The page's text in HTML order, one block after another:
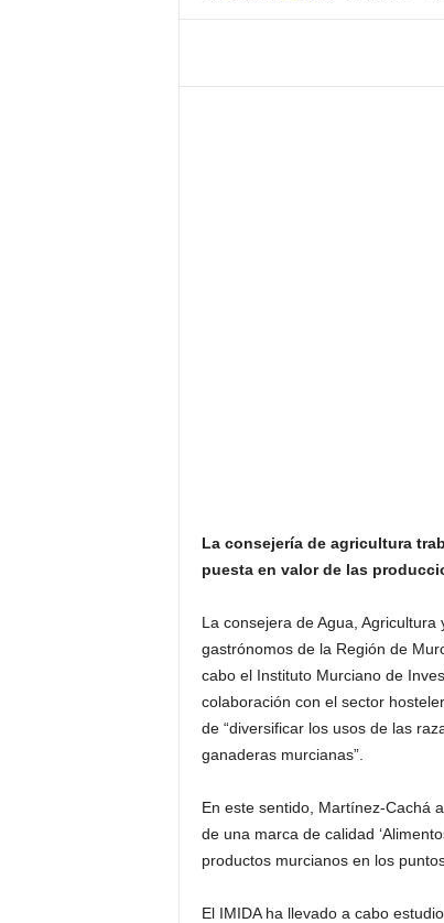
La consejería de agricultura
puesta en valor de las
La consejera de Agua,
gastrónomos de la Región de
cabo el Instituto Murciano de
colaboración con el sector
de “diversificar los usos de las
ganaderas murcianas”.
En este sentido, Martínez-Cachá
de una marca de calidad
productos murcianos en los
El IMIDA ha llevado a cabo